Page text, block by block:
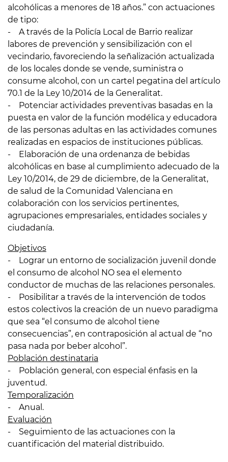
alcohólicas a menores de 18 años.” con actuaciones
de tipo:
- A través de la Policía Local de Barrio realizar
labores de prevención y sensibilización con el
vecindario, favoreciendo la señalización actualizada
de los locales donde se vende, suministra o
consume alcohol, con un cartel pegatina del artículo
70.1 de la Ley 10/2014 de la Generalitat.
- Potenciar actividades preventivas basadas en la
puesta en valor de la función modélica y educadora
de las personas adultas en las actividades comunes
realizadas en espacios de instituciones públicas.
- Elaboración de una ordenanza de bebidas
alcohólicas en base al cumplimiento adecuado de la
Ley 10/2014, de 29 de diciembre, de la Generalitat,
de salud de la Comunidad Valenciana en
colaboración con los servicios pertinentes,
agrupaciones empresariales, entidades sociales y
ciudadanía.
Objetivos
- Lograr un entorno de socialización juvenil donde
el consumo de alcohol NO sea el elemento
conductor de muchas de las relaciones personales.
- Posibilitar a través de la intervención de todos
estos colectivos la creación de un nuevo paradigma
que sea “el consumo de alcohol tiene
consecuencias”, en contraposición al actual de “no
pasa nada por beber alcohol”.
Población destinataria
- Población general, con especial énfasis en la
juventud.
Temporalización
- Anual.
Evaluación
- Seguimiento de las actuaciones con la
cuantificación del material distribuido.